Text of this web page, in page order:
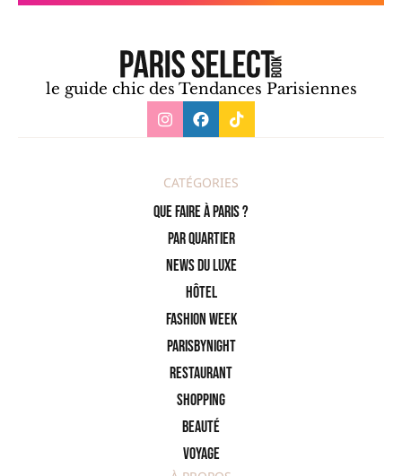
le guide chic des Tendances Parisiennes
CATÉGORIES
Que faire à Paris ?
PAR QUARTIER
News du Luxe
Hôtel
Fashion Week
ParisByNight
Restaurant
Shopping
Beauté
Voyage